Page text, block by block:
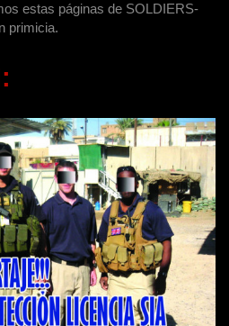
estas páginas de SOLDIERS-
primicia.